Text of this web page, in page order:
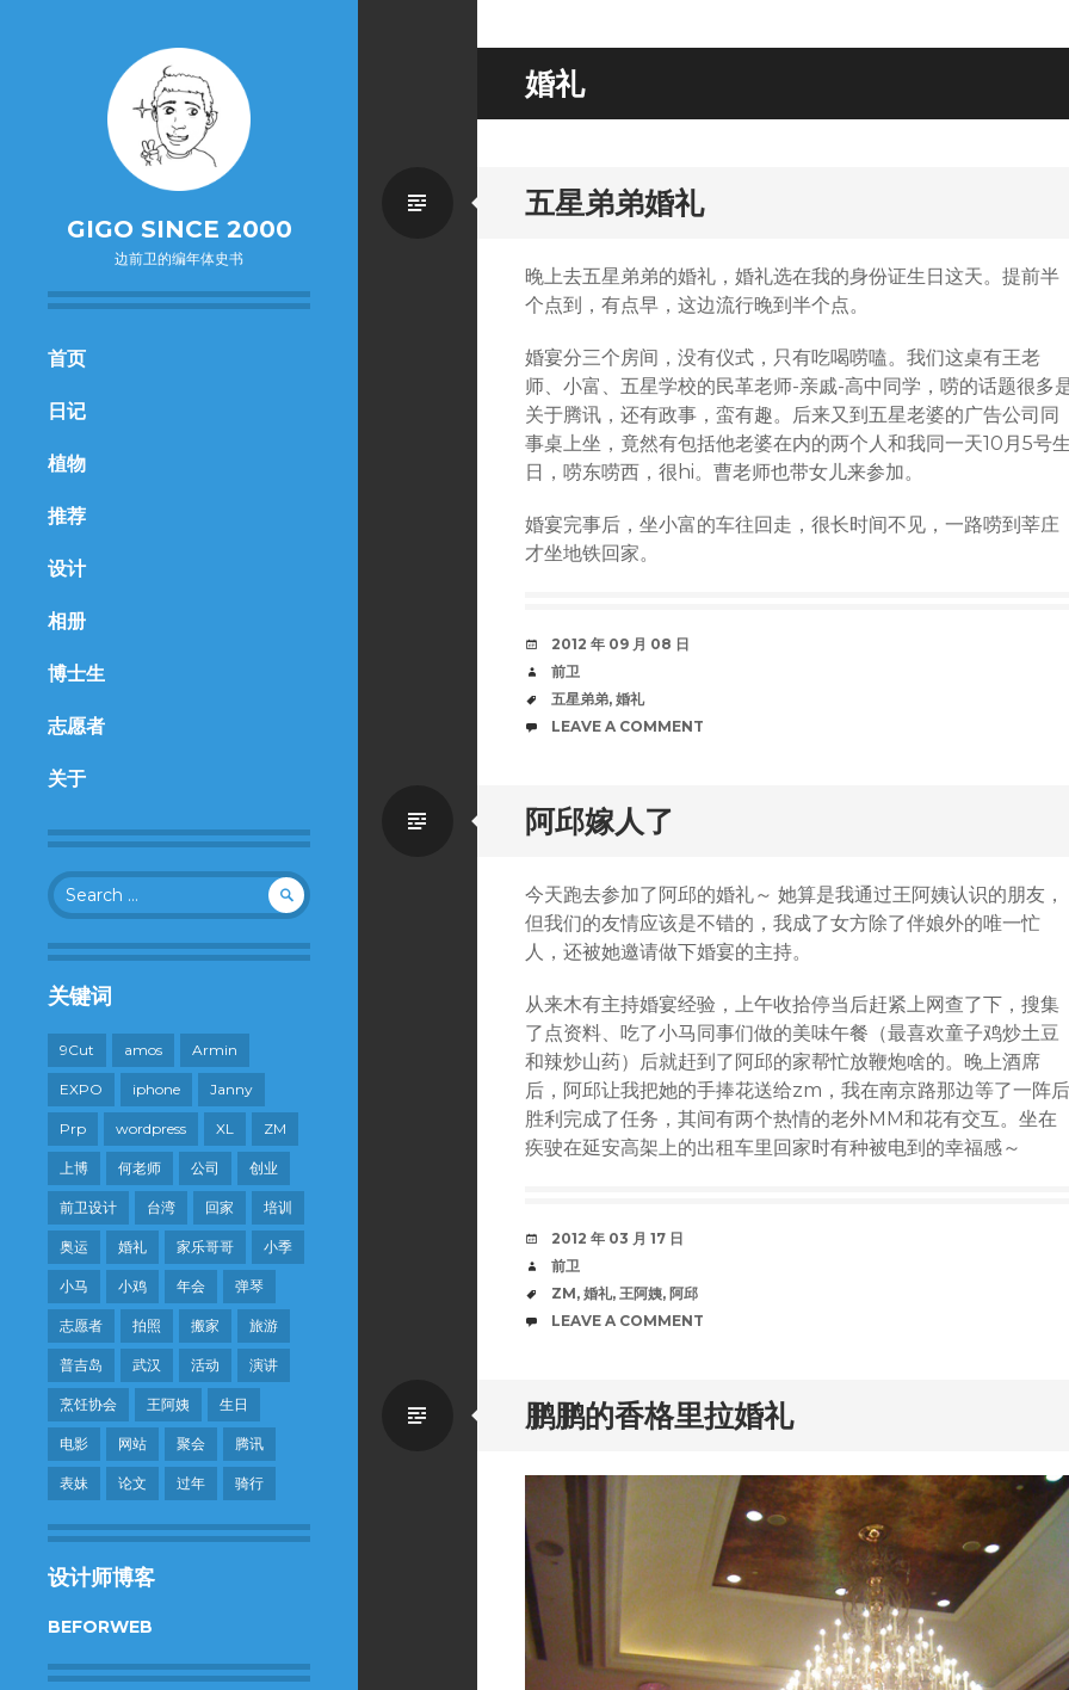
GIGO SINCE 2000
边前卫的编年体史书
SKIP
CONTENT
首页
日记
植物
推荐
设计
相册
博士生
志愿者
关于
婚礼
五星弟弟婚礼
Standard
晚上去五星弟弟的婚礼，婚礼选在我的身份证生日这天。提前半
个点到，有点早，这边流行晚到半个点。
婚宴分三个房间，没有仪式，只有吃喝唠嗑。我们这桌有王老
师、小富、五星学校的民革老师-亲戚-高中同学，唠的话题很多
关于腾讯，还有政事，蛮有趣。后来又到五星老婆的广告公司同
事桌上坐，竟然有包括他老婆在内的两个人和我同一天10月5号
日，唠东唠西，很hi。曹老师也带女儿来参加。
婚宴完事后，坐小富的车往回走，很长时间不见，一路唠到莘庄
才坐地铁回家。
DATE
2012 年 09 月 08 日
AUTHOR
前卫
TAGS
五星弟弟, 婚礼
COMMENTS
LEAVE A COMMENT
阿邱嫁人了
Standard
今天跑去参加了阿邱的婚礼～ 她算是我通过王阿姨认识的朋友，
但我们的友情应该是不错的，我成了女方除了伴娘外的唯一忙
人，还被她邀请做下婚宴的主持。
从来木有主持婚宴经验，上午收拾停当后赶紧上网查了下，搜集
了点资料、吃了小马同事们做的美味午餐（最喜欢童子鸡炒土豆
和辣炒山药）后就赶到了阿邱的家帮忙放鞭炮啥的。晚上酒席
后，阿邱让我把她的手捧花送给zm，我在南京路那边等了一阵后
胜利完成了任务，其间有两个热情的老外MM和花有交互。坐在
疾驶在延安高架上的出租车里回家时有种被电到的幸福感～
DATE
2012 年 03 月 17 日
AUTHOR
前卫
TAGS
ZM, 婚礼, 王阿姨, 阿邱
COMMENTS
LEAVE A COMMENT
鹏鹏的香格里拉婚礼
Standard
Search
for:
关键词
9Cut amos Armin
EXPO iphone Janny
Prp wordpress XL ZM
上博 何老师 公司 创业
前卫设计 台湾 回家 培训
奥运 婚礼 家乐哥哥 小季
小马 小鸡 年会 弹琴
志愿者 拍照 搬家 旅游
普吉岛 武汉 活动 演讲
烹饪协会 王阿姨 生日
电影 网站 聚会 腾讯
表妹 论文 过年 骑行
设计师博客
BEFORWEB